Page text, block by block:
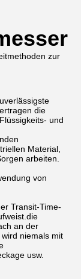
zur
die
und
Material,
arbeiten.
von
Transit-Time-
an der
niemals mit
usw.